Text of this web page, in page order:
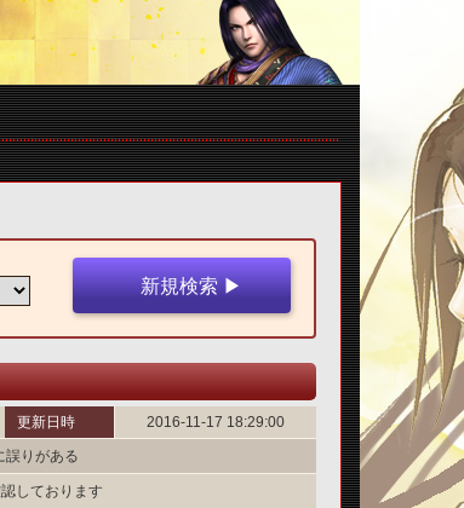
更新日時
2016-11-17 18:29:00
誤りがある
しております